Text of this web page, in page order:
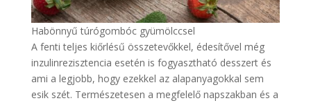
Habönnyű túrógombóc gyümölccsel
A fenti teljes kiőrlésű összetevőkkel, édesítővel még
inzulinrezisztencia esetén is fogyasztható desszert és
ami a legjobb, hogy ezekkel az alapanyagokkal sem
esik szét. Természetesen a megfelelő napszakban és a